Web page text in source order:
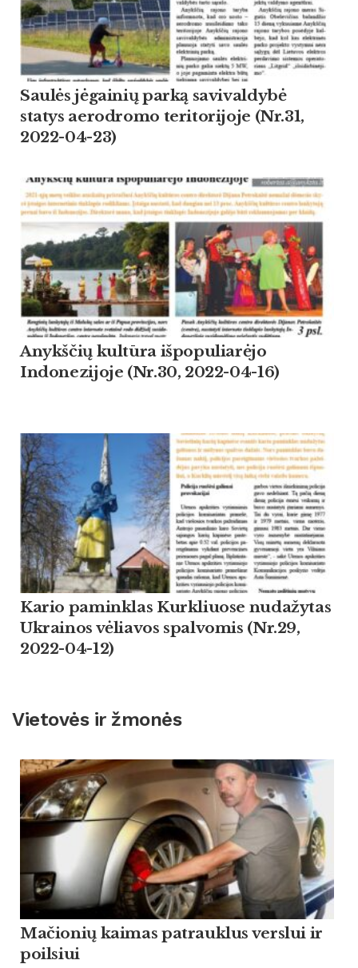
Saulės jėgainių parką savivaldybė
statys aerodromo teritorijoje (Nr.31,
2022-04-23)
Anykščių kultūra išpopuliarėjo
Indonezijoje (Nr.30, 2022-04-16)
Kario paminklas Kurkliuose nudažytas
Ukrainos vėliavos spalvomis (Nr.29,
2022-04-12)
Vietovės ir žmonės
Mačionių kaimas patrauklus verslui ir
poilsiui